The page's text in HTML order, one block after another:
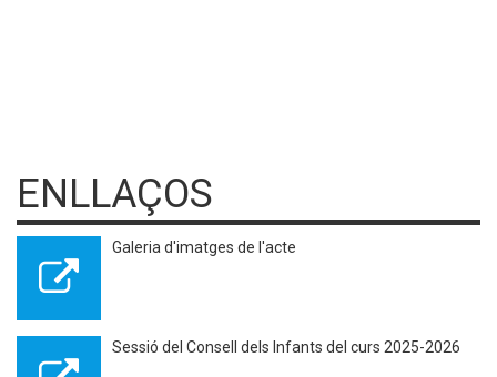
ENLLAÇOS
Galeria d'imatges de l'acte
Sessió del Consell dels Infants del curs 2025-2026